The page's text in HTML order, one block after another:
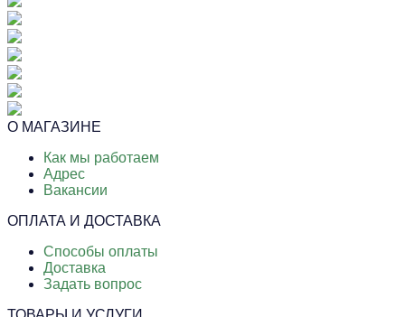
О МАГАЗИНЕ
Как мы работаем
Адрес
Вакансии
ОПЛАТА И ДОСТАВКА
Способы оплаты
Доставка
Задать вопрос